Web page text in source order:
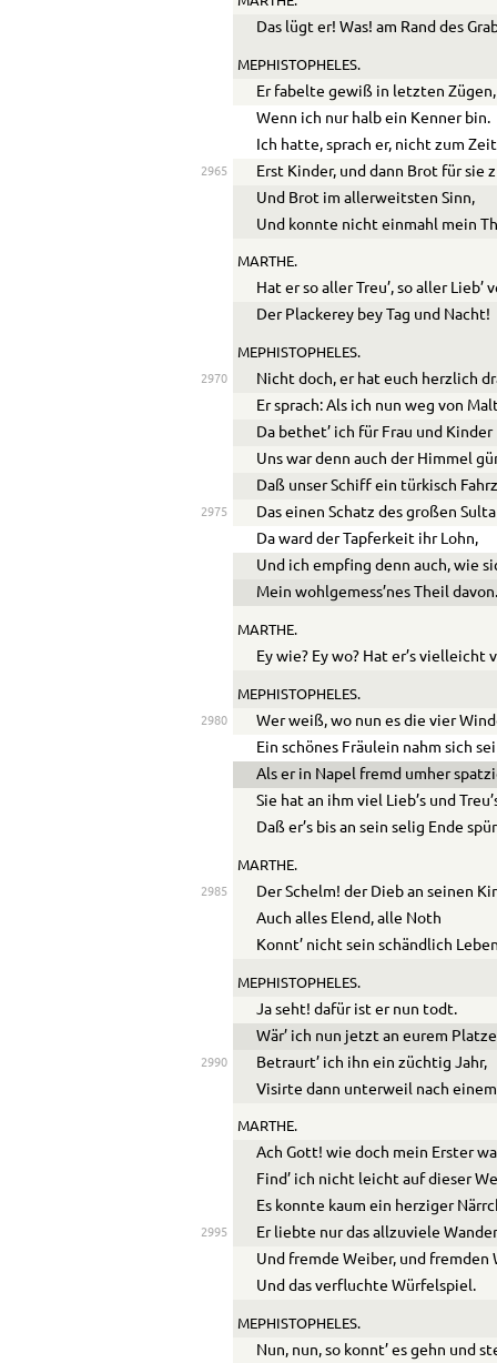
Das lügt er! Was! am Rand des
MEPHISTOPHELES.
Er fabelte gewiß in letzten Zügen,
Wenn ich nur halb ein Kenner bin.
Ich hatte, sprach er, nicht zum
2965
Erst Kinder, und dann Brot für sie
Und Brot im allerweitsten Sinn,
Und konnte nicht einmahl mein
MARTHE.
Hat er so aller Treu’, so aller Lieb’
Der Plackerey bey Tag und Nacht!
MEPHISTOPHELES.
2970
Nicht doch, er hat euch herzlich
Er sprach: Als ich nun weg von
Da bethet’ ich für Frau und
Uns war denn auch der Himmel
Daß unser Schiff ein türkisch
2975
Das einen Schatz des großen
Da ward der Tapferkeit ihr Lohn,
Und ich empfing denn auch, wie
Mein wohlgemess’nes Theil
MARTHE.
Ey wie? Ey wo? Hat er’s vielleicht
MEPHISTOPHELES.
2980
Wer weiß, wo nun es die vier
Ein schönes Fräulein nahm sich
Als er in Napel fremd umher
Sie hat an ihm viel Lieb’s und
Daß er’s bis an sein selig Ende
MARTHE.
2985
Der Schelm! der Dieb an seinen
Auch alles Elend, alle Noth
Konnt’ nicht sein schändlich
MEPHISTOPHELES.
Ja seht! dafür ist er nun todt.
Wär’ ich nun jetzt an eurem
2990
Betraurt’ ich ihn ein züchtig Jahr,
Visirte dann unterweil nach
MARTHE.
Ach Gott! wie doch mein Erster
Find’ ich nicht leicht auf dieser
Es konnte kaum ein herziger
2995
Er liebte nur das allzuviele
Und fremde Weiber, und fremden
Und das verfluchte Würfelspiel.
MEPHISTOPHELES.
Nun, nun, so konnt’ es gehn und